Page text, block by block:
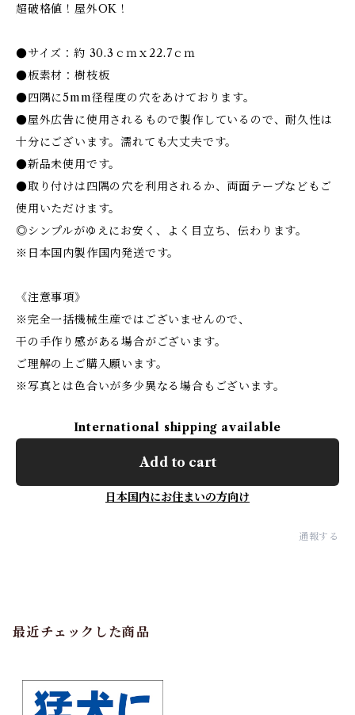
超破格値！屋外OK！
●サイズ：約 30.3ｃｍｘ22.7ｃｍ
●板素材：樹枝板
●四隅に5mm径程度の穴をあけております。
●屋外広告に使用されるもので製作しているので、耐久性は
十分にございます。濡れても大丈夫です。
●新品未使用です。
●取り付けは四隅の穴を利用されるか、両面テープなどもご
使用いただけます。
◎シンプルがゆえにお安く、よく目立ち、伝わります。
※日本国内製作国内発送です。
《注意事項》
※完全一括機械生産ではございませんので、
干の手作り感がある場合がございます。
ご理解の上ご購入願います。
※写真とは色合いが多少異なる場合もございます。
International shipping available
Add to cart
日本国内にお住まいの方向け
通報する
最近チェックした商品